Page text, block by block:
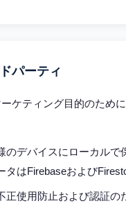
パーティ
ケティング目的のため
のデバイスにローカル
はFirebaseおよび
正使用防止および認証